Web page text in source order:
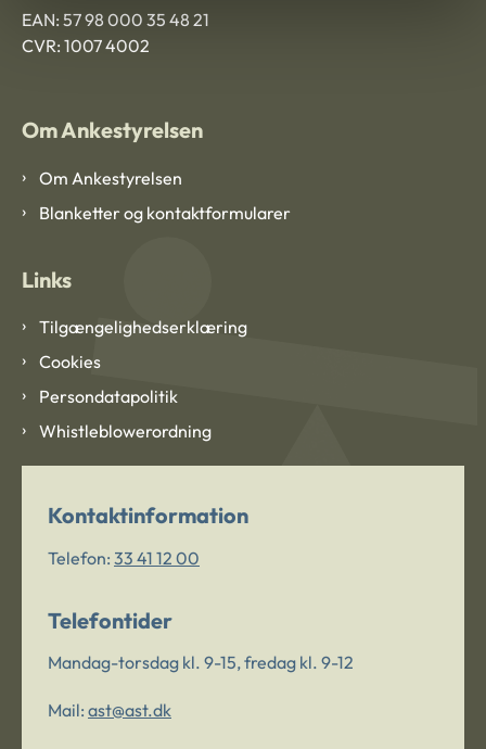
EAN: 57 98 000 35 48 21
CVR: 1007 4002
Om Ankestyrelsen
Om Ankestyrelsen
Blanketter og kontaktformularer
Links
Tilgængelighedserklæring
Cookies
Persondatapolitik
Whistleblowerordning
Kontaktinformation
Telefon: 33 41 12 00
Telefontider
Mandag-torsdag kl. 9-15, fredag kl. 9-12
Mail: ast@ast.dk